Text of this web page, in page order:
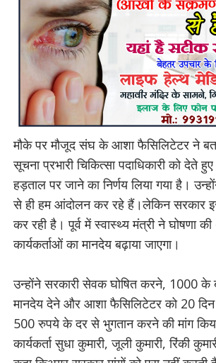
मौके पर मौजूद संघ के आशा फैसिलिटेटर ने
सूचना प्रभारी चिकित्सा पदाधिकारी को देते
हड़ताल पर जाने का निर्णय लिया गया है।
से ही हम आंदोलन कर रहे हैं।लेकिन सरकार
कर रही है। पूर्व में स्वास्थ्य मंत्री ने घोषणा
कार्यकर्ताओं का मानदेय बढ़ाया जाएगा।
उन्होंने सरकारी सेवक घोषित करने, 1000
मानदेय देने और आशा फैसिलिटेटर को 20
500 रुपये के दर से भुगतान करने की मांग
कार्यकर्ता सुधा कुमारी, जूली कुमारी, रिंकी